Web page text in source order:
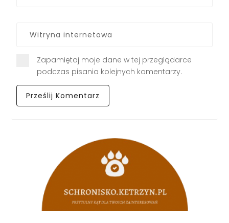
Zapamiętaj moje dane w tej przeglądarce
podczas pisania kolejnych komentarzy.